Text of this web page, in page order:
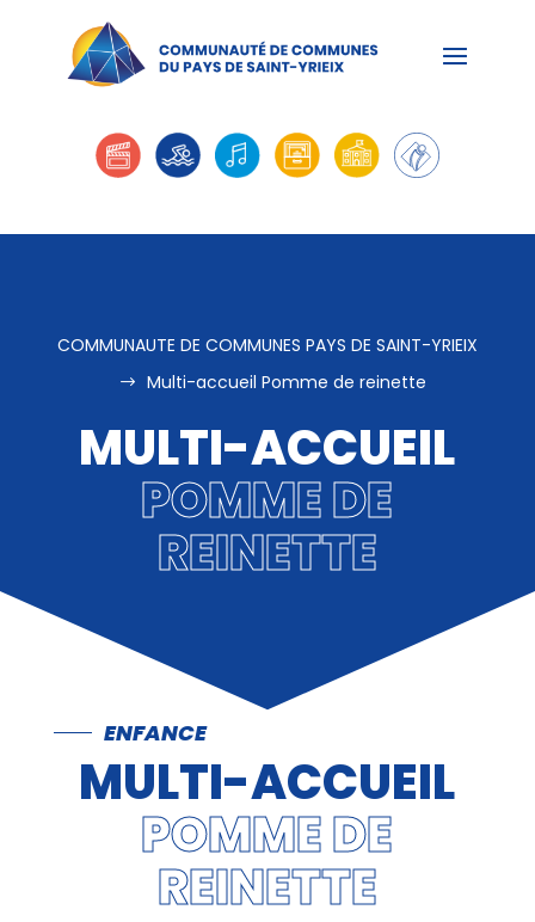
COMMUNAUTE DE COMMUNES PAYS DE SAINT-YRIEIX
$ Multi-accueil Pomme de reinette
MULTI-ACCUEIL
POMME DE
REINETTE
ENFANCE
MULTI-ACCUEIL
POMME DE
REINETTE